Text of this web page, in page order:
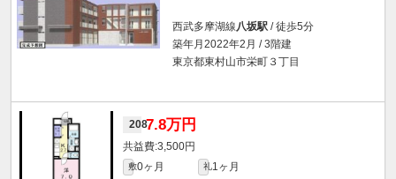
西武多摩湖線 八坂駅 / 徒歩5分
築年月2022年2月 / 3階建
東京都東村山市栄町３丁目
2087.8万円
3,500円
敷0ヶ月 礼1ヶ月